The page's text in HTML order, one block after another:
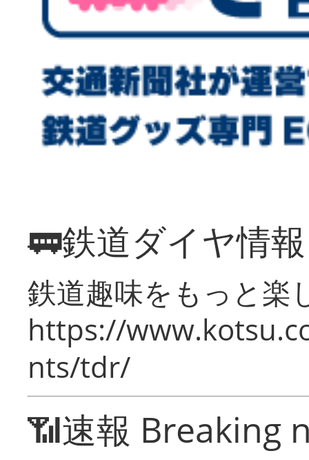
🚃鉄道ダイヤ情
鉄道趣味をもっと楽
https://
nts/tdr/
📶速報 Breaking